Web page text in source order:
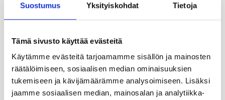
Suostumus Yksityiskohdat Tietoja
Tämä sivusto käyttää evästeitä
Käytämme evästeitä tarjoamamme sisällön ja mainosten
räätälöimiseen, sosiaalisen median ominaisuuksien
tukemiseen ja kävijämäärämme analysoimiseen. Lisäksi
jaamme sosiaalisen median, mainosalan ja analytiikka-
Teija Lahdelma
teija.lahdelma@kastelli.fi